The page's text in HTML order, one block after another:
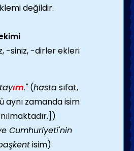
değildir.
-siniz, -dirler ekleri
ım."(hastasıfat,
aynı zamanda isim
Cumhuriyeti'nin
isim)